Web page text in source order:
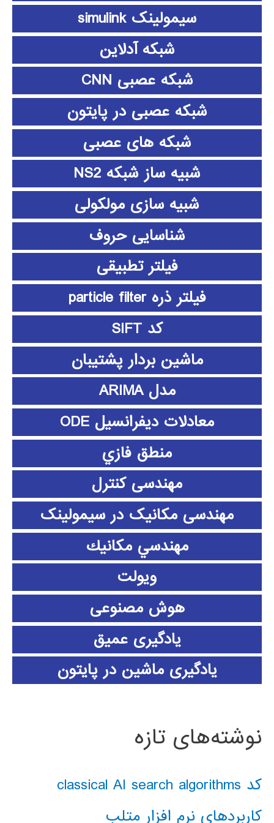
سیمولینک simulink
شبکه آدلاین
شبکه عصبی CNN
شبکه عصبی در پایتون
شبکه های عصبی
شبیه ساز شبکه NS2
شبیه سازی مولکولی
شناسایی حروف
فیلتر تطبیقی
فیلتر ذره particle filter
کد SIFT
ماشین بردار پشتیبان
مدل ARIMA
معادلات دیفرانسیل ODE
منطق فازي
مهندسی کنترل
مهندسی مکانیک در سیمولینک
مهندسي مكانيك
ویولت
هوش مصنوعی
یادگیری عمیق
یادگیری ماشین در پایتون
نوشته‌های تازه
کد classical AI search algorithms
کاربردهای نرم افزار متلب